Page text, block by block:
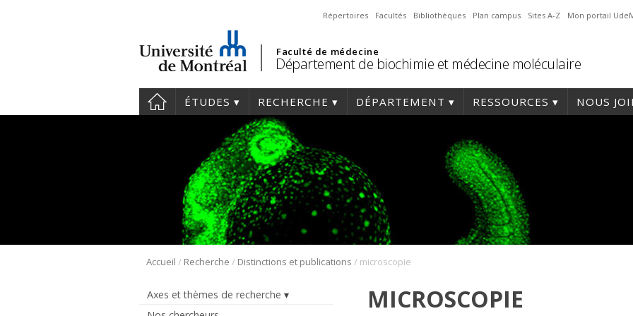
Répertoires Facultés Bibliothèques Plan campus Sites A-Z Mon portail
Faculté de médecine
Département de biochimie et médecine moléculaire
ÉTUDES RECHERCHE DÉPARTEMENT RESSOURCES NOUS
Accueil / Recherche / Distinctions et publications / microscopie
Axes et thèmes de recherche
MICROSCOPIE